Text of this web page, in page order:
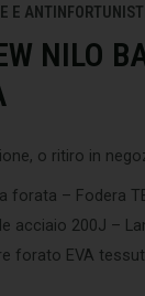
E
NILO
o ritiro in
– Fodera
acciaio 200J –
forato EVA